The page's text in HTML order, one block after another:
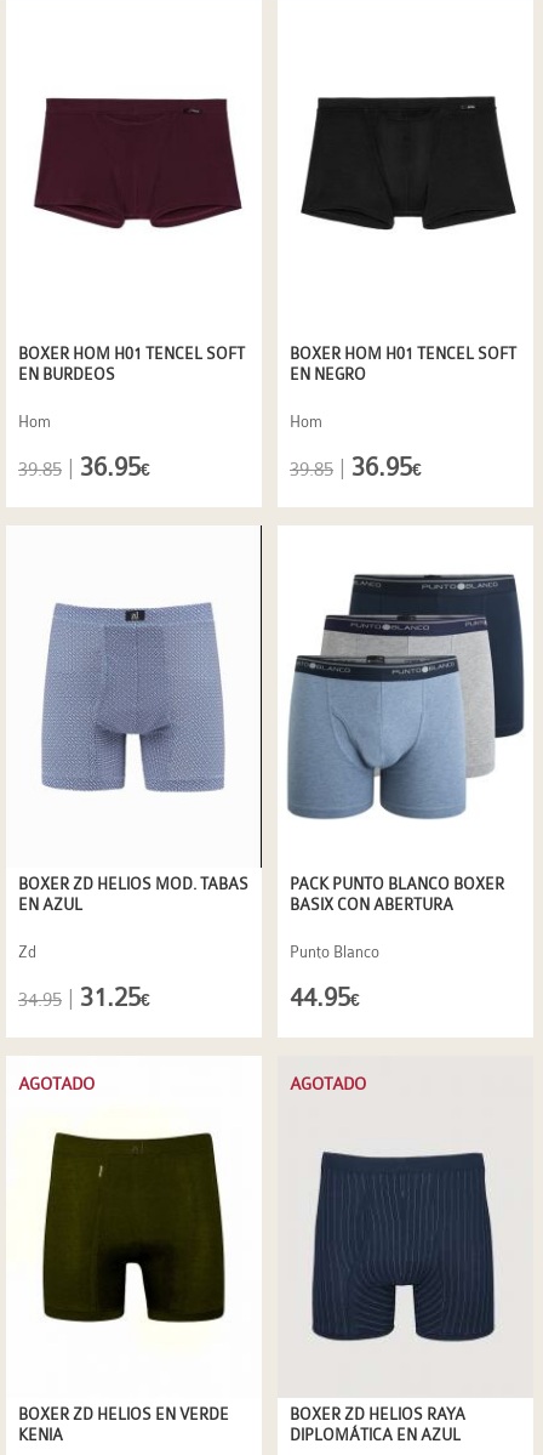
BOXER HOM H01 TENCEL SOFT
EN BURDEOS
Hom
39.85 36.95€
BOXER HOM H01 TENCEL SOFT
EN NEGRO
Hom
39.85 36.95€
BOXER ZD HELIOS MOD. TABAS
EN AZUL
Zd
34.95 31.25€
PACK PUNTO BLANCO BOXER
BASIX CON ABERTURA
Punto Blanco
44.95€
BOXER ZD HELIOS EN VERDE
KENIA
AGOTADO
BOXER ZD HELIOS RAYA
DIPLOMÁTICA EN AZUL
AGOTADO